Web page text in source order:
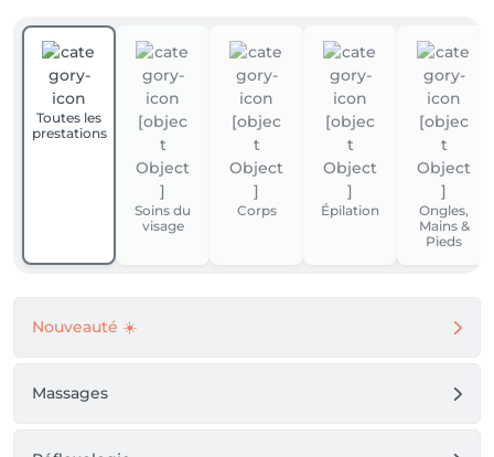
🎁 BONS CADEAUX ZEN&SENS disponibles en ligne 🎁
Places de parking face à l'institut (parking stade Josy
Barthel 400 places)
Toutes les
prestations
Soins du
visage
Corps Épilation
Ongles,
Mains &
Pieds
Nouveauté ☀️
Massages